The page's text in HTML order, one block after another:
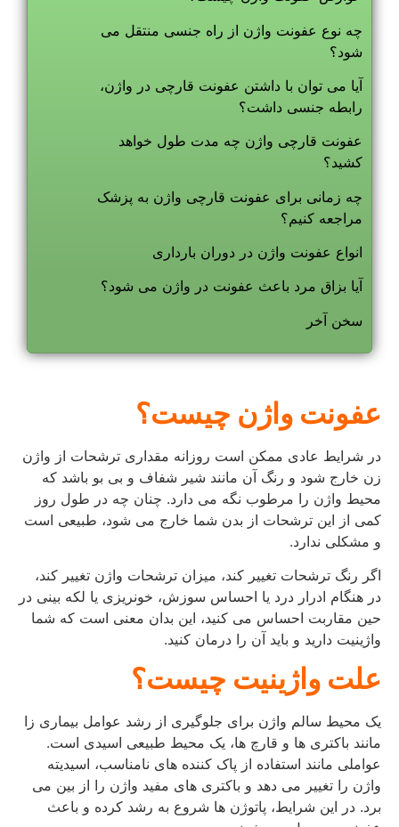
چه نوع عفونت واژن از راه جنسی منتقل می
شود؟
آیا می توان با داشتن عفونت قارچی در واژن،
رابطه جنسی داشت؟
عفونت قارچی واژن چه مدت طول خواهد
کشید؟
چه زمانی برای عفونت قارچی واژن به پزشک
مراجعه کنیم؟
انواع عفونت واژن در دوران بارداری
آیا بزاق مرد باعث عفونت در واژن می شود؟
سخن آخر
عفونت واژن چیست؟
در شرایط عادی ممکن است روزانه مقداری ترشحات از واژن
زن خارج شود و رنگ آن مانند شیر شفاف و بی بو باشد که
محیط واژن را مرطوب نگه می دارد. چنان چه در طول روز
کمی از این ترشحات از بدن شما خارج می شود، طبیعی است
و مشکلی ندارد.
اگر رنگ ترشحات تغییر کند، میزان ترشحات واژن تغییر کند،
در هنگام ادرار درد یا احساس سوزش، خونریزی یا لکه بینی در
حین مقاربت احساس می کنید، این بدان معنی است که شما
واژینیت دارید و باید آن را درمان کنید.
علت واژینیت چیست؟
یک محیط سالم واژن برای جلوگیری از رشد عوامل بیماری زا
مانند باکتری ها و قارچ ها، یک محیط طبیعی اسیدی است.
عواملی مانند استفاده از پاک کننده های نامناسب، اسیدیته
واژن را تغییر می دهد و باکتری های مفید واژن را از بین می
برد. در این شرایط، پاتوژن ها شروع به رشد کرده و باعث